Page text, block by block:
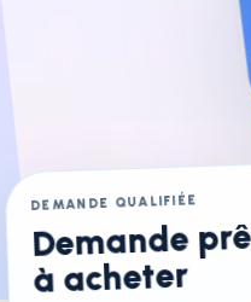
DEMANDE QUALIFIÉE
Demande
à acheter